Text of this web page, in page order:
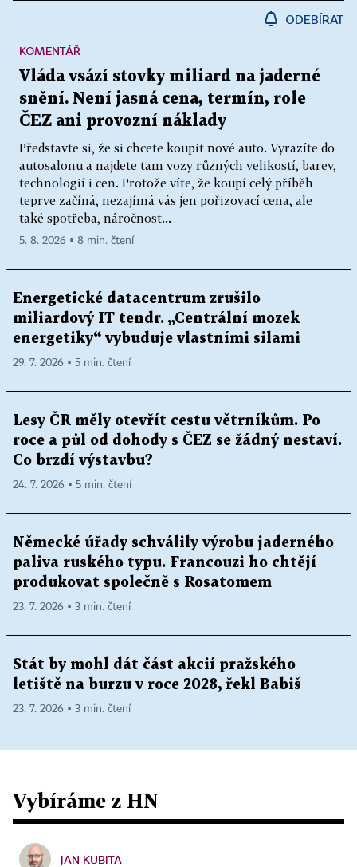
ODEBÍRAT
Vláda vsází stovky miliard na jaderné
snění. Není jasná cena, termín, role
ČEZ ani provozní náklady
Představte si, že si chcete koupit nové auto. Vyrazíte do
autosalonu a najdete tam vozy různých velikostí, barev,
technologií i cen. Protože víte, že koupí celý příběh
teprve začíná, nezajímá vás jen pořizovací cena, ale
také spotřeba, náročnost...
KOMENTÁŘ
5. 8. 2026 ▪ 8 min. čtení
Energetické datacentrum zrušilo
miliardový IT tendr. „Centrální mozek
energetiky“ vybuduje vlastními silami
29. 7. 2026 ▪ 5 min. čtení
Lesy ČR měly otevřít cestu větrníkům. Po
roce a půl od dohody s ČEZ se žádný nestaví.
Co brzdí výstavbu?
24. 7. 2026 ▪ 5 min. čtení
Německé úřady schválily výrobu jaderného
paliva ruského typu. Francouzi ho chtějí
produkovat společně s Rosatomem
23. 7. 2026 ▪ 3 min. čtení
Stát by mohl dát část akcií pražského
letiště na burzu v roce 2028, řekl Babiš
23. 7. 2026 ▪ 3 min. čtení
Vybíráme z HN
JAN KUBITA